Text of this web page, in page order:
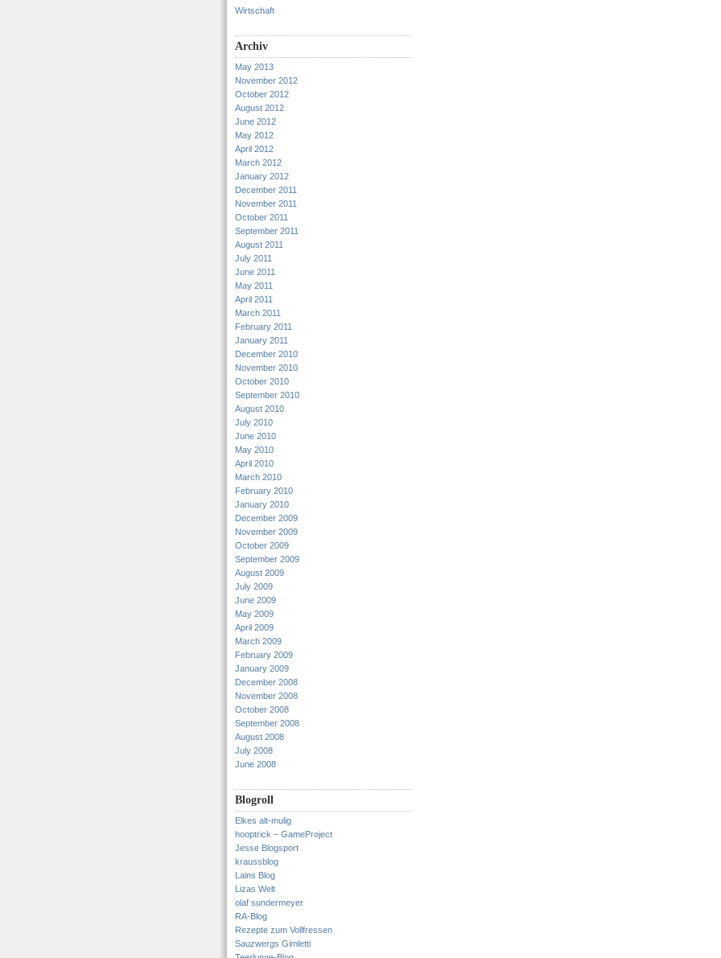
Wirtschaft
Archiv
May 2013
November 2012
October 2012
August 2012
June 2012
May 2012
April 2012
March 2012
January 2012
December 2011
November 2011
October 2011
September 2011
August 2011
July 2011
June 2011
May 2011
April 2011
March 2011
February 2011
January 2011
December 2010
November 2010
October 2010
September 2010
August 2010
July 2010
June 2010
May 2010
April 2010
March 2010
February 2010
January 2010
December 2009
November 2009
October 2009
September 2009
August 2009
July 2009
June 2009
May 2009
April 2009
March 2009
February 2009
January 2009
December 2008
November 2008
October 2008
September 2008
August 2008
July 2008
June 2008
Blogroll
Elkes alt-mulig
hooptrick – GameProject
Jesse Blogsport
kraussblog
Lains Blog
Lizas Welt
olaf sundermeyer
RA-Blog
Rezepte zum Vollfressen
Sauzwergs Gimletti